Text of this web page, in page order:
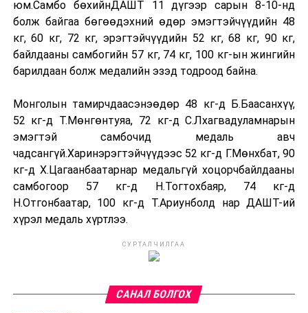
юм.Самбо бөхийнДАШТ 11 дүгээр сарын 8-10-нд
болж байгаа бөгөөдэхний өдөр эмэгтэйчүүдийн 48
кг, 60 кг, 72 кг, эрэгтэйчүүдийн 52 кг, 68 кг, 90 кг,
байлдааны самбогийн 57 кг, 74 кг, 100 кг-ын жингийн
барилдаан болж медалийн эзэд тодроод байна.
Монголын тамирчдаасэнэөдөр 48 кг-д Б.Баасанхүү,
52 кг-д Т.Мөнгөнтуяа, 72 кг-д С.Лхагвадуламнарын
эмэгтэй самбочид медаль авч
чадсангүй.Харинэрэгтэйчүүдээс 52 кг-д Г.Мөнхбат, 90
кг-д Х.Цагаанбаатарнар медальгүй хоцорчбайлдааны
самбогоор 57 кг-д Н.Тогтохбаяр, 74 кг-д
Н.Отгонбаатар, 100 кг-д Т.Ариунболд нар ДАШТ-ий
хүрэл медаль хүртлээ.
СУРТАЛЧИЛГАА
САНАЛ БОЛГОХ